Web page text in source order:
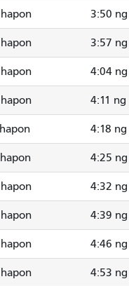
3:50
3:57
4:04
4:11
4:18
4:25
4:32
4:39
4:46
4:53